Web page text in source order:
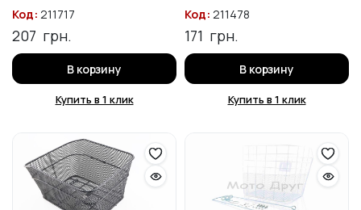
Код: 211717
207 грн.
В корзину
Купить в 1 клик
Код: 211478
171 грн.
В корзину
Купить в 1 клик